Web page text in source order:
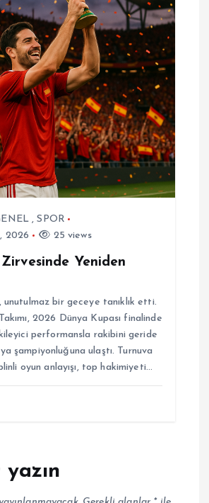
,SPOR
2026
25 views
Yeniden
bir geceye tanıklık etti.
2026 Dünya Kupası finalinde
performansla rakibini geride
şampiyonluğuna ulaştı. Turnuva
oyun anlayışı, top hakimiyeti…
yazın